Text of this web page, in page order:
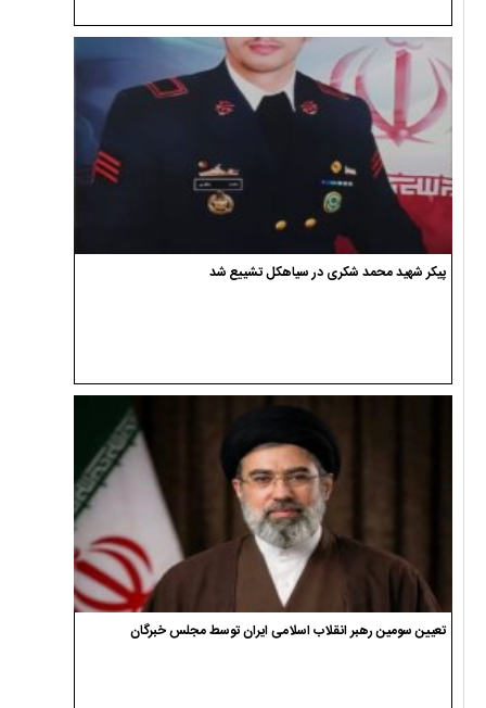
پیکر شهید محمد شکری در سیاهکل تشییع شد
تعیین سومین رهبر انقلاب اسلامی ایران توسط مجلس خبرگان